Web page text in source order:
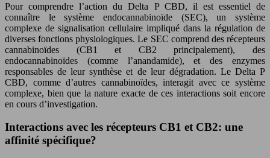
Pour comprendre l’action du Delta P CBD, il est essentiel de
connaître le système endocannabinoïde (SEC), un système
complexe de signalisation cellulaire impliqué dans la régulation de
diverses fonctions physiologiques. Le SEC comprend des récepteurs
cannabinoïdes (CB1 et CB2 principalement), des
endocannabinoïdes (comme l’anandamide), et des enzymes
responsables de leur synthèse et de leur dégradation. Le Delta P
CBD, comme d’autres cannabinoïdes, interagit avec ce système
complexe, bien que la nature exacte de ces interactions soit encore
en cours d’investigation.
Interactions avec les récepteurs CB1 et CB2: une
affinité spécifique?